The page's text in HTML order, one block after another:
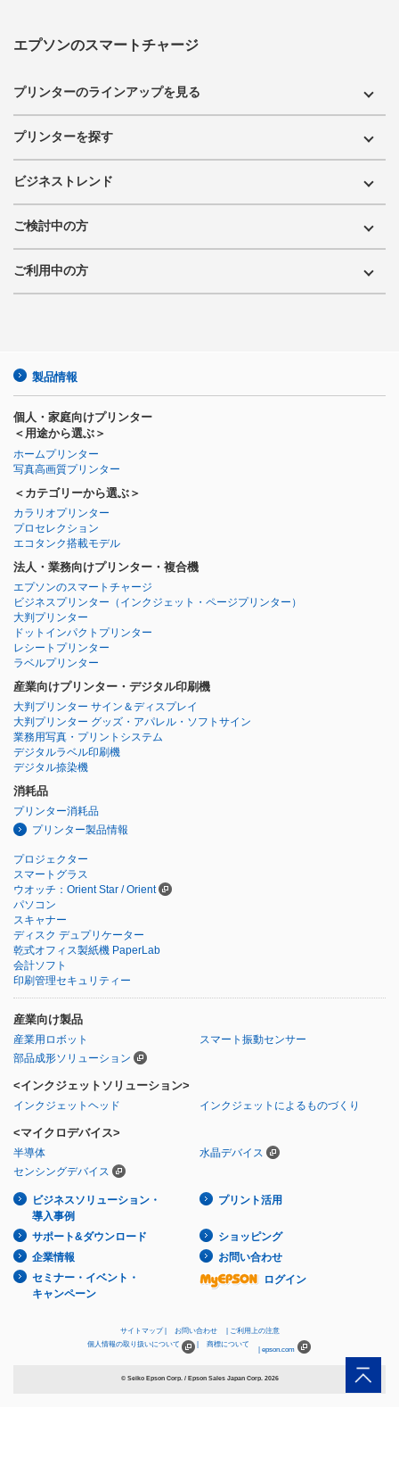
エプソンのスマートチャージ
プリンターのラインアップを見る
プリンターを探す
ビジネストレンド
ご検討中の方
ご利用中の方
製品情報
個人・家庭向けプリンター
＜用途から選ぶ＞
ホームプリンター
写真高画質プリンター
＜カテゴリーから選ぶ＞
カラリオプリンター
プロセレクション
エコタンク搭載モデル
法人・業務向けプリンター・複合機
エプソンのスマートチャージ
ビジネスプリンター （インクジェット・ページプリンター）
大判プリンター
ドットインパクトプリンター
レシートプリンター
ラベルプリンター
産業向けプリンター・デジタル印刷機
大判プリンター サイン＆ディスプレイ
大判プリンター グッズ・アパレル・ソフトサイン
業務用写真・プリントシステム
デジタルラベル印刷機
デジタル捺染機
消耗品
プリンター消耗品
プリンター製品情報
プロジェクター
スマートグラス
ウオッチ：Orient Star / Orient
パソコン
スキャナー
ディスク デュプリケーター
乾式オフィス製紙機 PaperLab
会計ソフト
印刷管理セキュリティー
産業向け製品
産業用ロボット
スマート振動センサー
部品成形ソリューション
<インクジェットソリューション>
インクジェットヘッド インクジェットによるものづくり
<マイクロデバイス>
半導体
水晶デバイス
センシングデバイス
ビジネスソリューション・
導入事例
プリント活用
サポート&ダウンロード
ショッピング
企業情報
お問い合わせ
セミナー・イベント・
キャンペーン
ログイン
サイトマップ お問い合わせ
ご利用上の注意
個人情報の取り扱いについて
商標について
epson.com
© Seiko Epson Corp. / Epson Sales Japan Corp. 2026